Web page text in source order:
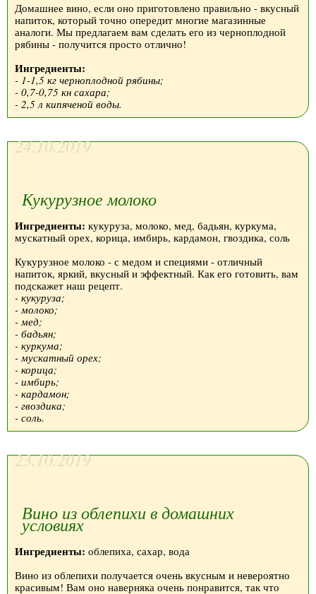
Домашнее вино, если оно приготовлено правильно - вкусный
напиток, который точно опередит многие магазинные
аналоги. Мы предлагаем вам сделать его из черноплодной
рябины - получится просто отлично!
Ингредиенты:
- 1-1,5 кг черноплодной рябины;
- 0,7-0,75 кн сахара;
- 2,5 л кипяченой воды.
24.10.2019
Кукурузное молоко
Ингредиенты: кукуруза, молоко, мед, бадьян, куркума,
мускатный орех, корица, имбирь, кардамон, гвоздика, соль
Кукурузное молоко - с медом и специями - отличный
напиток, яркий, вкусный и эффектный. Как его готовить, вам
подскажет наш рецепт.
- кукуруза;
- молоко;
- мед;
- бадьян;
- куркума;
- мускатный орех;
- корица;
- имбирь;
- кардамон;
- гвоздика;
- соль.
23.10.2019
Вино из облепихи в домашних
условиях
Ингредиенты: облепиха, сахар, вода
Вино из облепихи получается очень вкусным и невероятно
красивым! Вам оно наверняка очень понравится, так что